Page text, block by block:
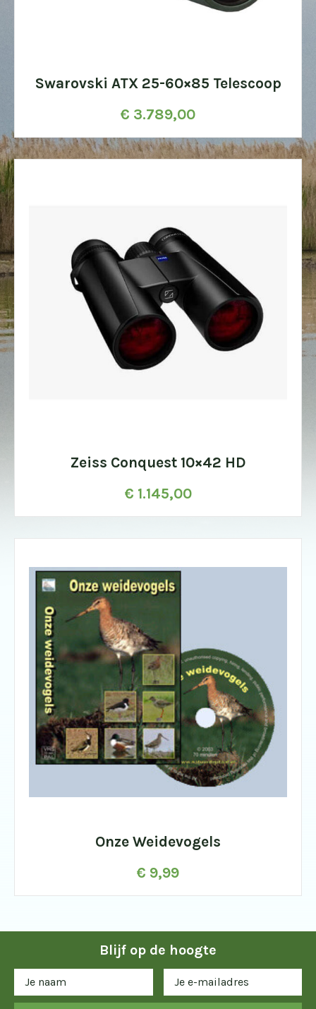
Swarovski ATX 25-60×85 Telescoop
€ 3.789,00
Zeiss Conquest 10×42 HD
€ 1.145,00
Onze Weidevogels
€ 9,99
Blijf op de hoogte